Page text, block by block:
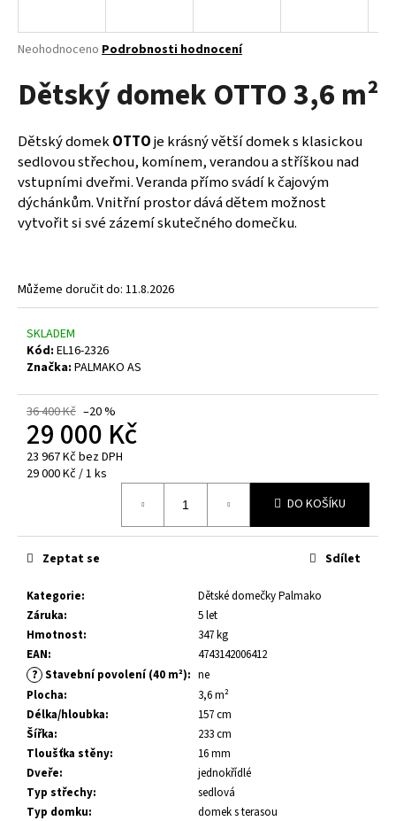
Průměrné
produktu
je
z
5
hvězdiček.
Neohodnoceno Podrobnosti hodnocení
Dětský domek OTTO 3,6 m²
Dětský domekOTTOje krásný větší domek s klasickou
sedlovou střechou, komínem, verandou a stříškou nad
vstupními dveřmi. Veranda přímo svádí k čajovým
dýchánkům. Vnitřní prostor dává dětem možnost
vytvořit si své zázemí skutečného domečku.
Můžeme doručit do: 11.8.2026
SKLADEM
Kód: EL16-2326
Značka: PALMAKO AS
36 400 Kč –20 %
29 000 Kč
23 967 Kč bez DPH
Měrná
29 000 Kč / 1 ks
DO KOŠÍKU
Kategorie:
Dětské domečky Palmako
Záruka:
5 let
Hmotnost:
347 kg
EAN: 4743142006412
? Stavební povolení (40 m²): ne
Plocha:
3,6 m²
Délka/hloubka:
157 cm
Šířka:
233 cm
Tloušťka stěny:
16 mm
Dveře:
jednokřídlé
Typ střechy:
sedlová
Typ domku:
domek s terasou
Zeptat se Sdílet
j
t
?
HLEDAT
D
o
o
č
u
m
HOUPAČKA
600
Kč